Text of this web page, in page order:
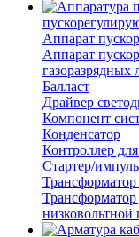
Аппарат
Аппарат
газоразрядных
Балласт
Драйвер
Компонент
Конденсатор
Контроллер
Стартер/
Трансформатор